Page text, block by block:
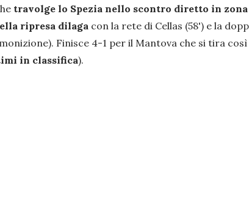
travolge lo Spezia nello scontro diretto in
ripresa dilaga con la rete di Cellas (58') e la
Finisce 4-1 per il Mantova che si tira così
in classifica).